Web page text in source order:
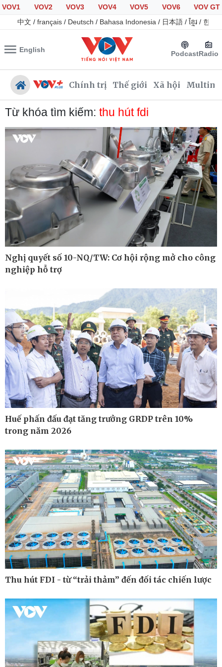
VOV1 VOV2 VOV3 VOV4 VOV5 VOV6
VOV GT
中文 / français / Deutsch / Bahasa Indonesia / 日本語 / ខ្មែរ / 한국
English PodcastRadio
Chính trị Thế giới Xã hội
Chính trị
Tổ chức nhân sự
Quốc hội
Nhận diện sự thật
Xã hội
Tin 24h
Giáo dục
Dự báo thời tiết
Dấu ấn VOV
Việc làm
Biển đảo
Thế giới
Quan sát
Cuộc sống đó đây
Hồ sơ
Multimedia
Ảnh
Video
E-Magazine
Infographic
Kinh tế
Bất động sản
Khởi nghiệp
Thị trường
Giá vàng
Tiêu dùng
Tỷ giá
Chứng khoán
Giá cà phê
Từ khóa tìm kiếm: thu hút fdi
Nghị quyết số 10-NQ/TW: Cơ hội rộng mở cho công
nghiệp hỗ trợ
Huế phấn đấu đạt tăng trưởng GRDP trên 10%
trong năm 2026
Thu hút FDI - từ “trải thảm” đến đối tác chiến lược